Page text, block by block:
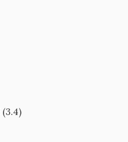
(3.4)